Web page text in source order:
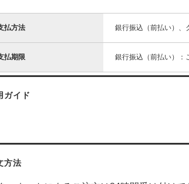
払方法 銀行振込（前払い）、
払期限 銀行振込（前払い）：
ガイド
方法